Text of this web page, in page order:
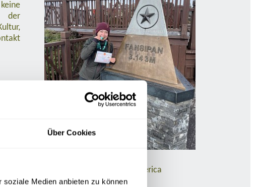
Über Cookies
Medien anbieten zu können
der
Sales Managerin Asia & America